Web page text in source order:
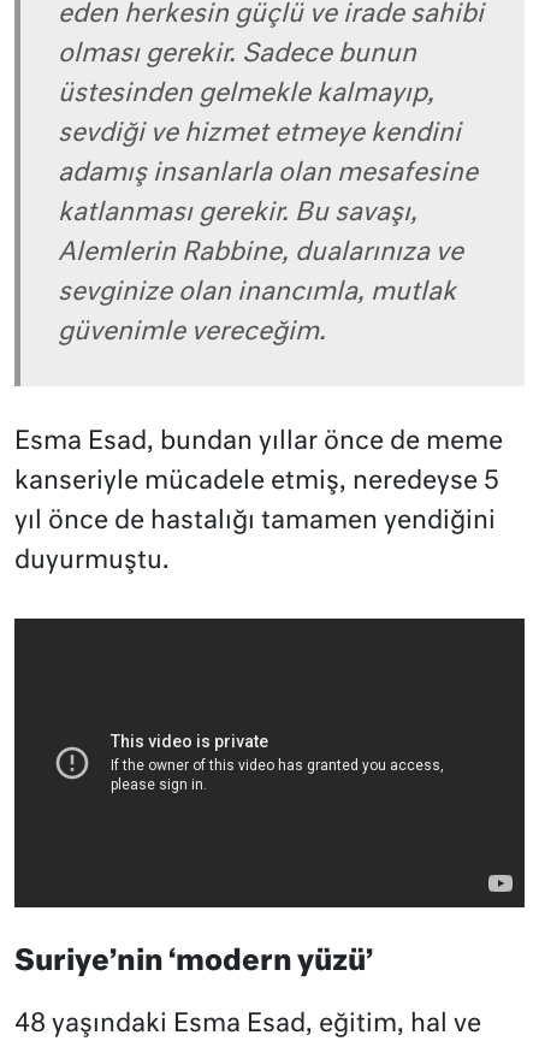
eden herkesin güçlü ve irade sahibi
olması gerekir. Sadece bunun
üstesinden gelmekle kalmayıp,
sevdiği ve hizmet etmeye kendini
adamış insanlarla olan mesafesine
katlanması gerekir. Bu savaşı,
Alemlerin Rabbine, dualarınıza ve
sevginize olan inancımla, mutlak
güvenimle vereceğim.
Esma Esad, bundan yıllar önce de meme
kanseriyle mücadele etmiş, neredeyse 5
yıl önce de hastalığı tamamen yendiğini
duyurmuştu.
Suriye’nin ‘modern yüzü’
48 yaşındaki Esma Esad, eğitim, hal ve